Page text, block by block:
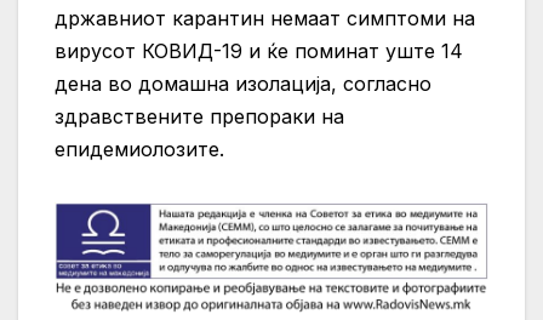
државниот карантин немаат симптоми на
вирусот КОВИД-19 и ќе поминат уште 14
дена во домашна изолација, согласно
здравствените препораки на
епидемиолозите.